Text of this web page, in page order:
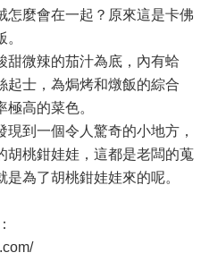
怎麼會在一起？原來這是卡佛
微辣的茄汁為底，內有蛤
起士，為焗烤和燉飯的綜合
高的菜色。
到一個令人驚奇的小地方，
胡桃鉗娃娃，這都是老闆的蒐
為了胡桃鉗娃娃來的呢。